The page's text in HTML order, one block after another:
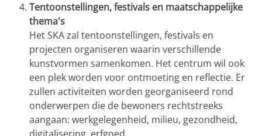
Tentoonstellingen, festivals en maatschappelijke
thema's
Het SKA zal tentoonstellingen, festivals en
projecten organiseren waarin verschillende
kunstvormen samenkomen. Het centrum wil ook
een plek worden voor ontmoeting en reflectie. Er
zullen activiteiten worden georganiseerd rond
onderwerpen die de bewoners rechtstreeks
aangaan: werkgelegenheid, milieu, gezondheid,